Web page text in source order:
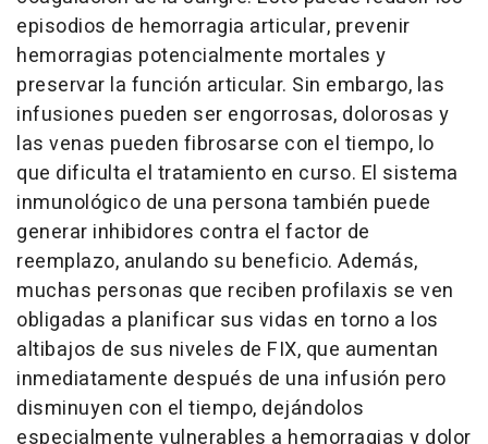
episodios de hemorragia articular, prevenir
hemorragias potencialmente mortales y
preservar la función articular. Sin embargo, las
infusiones pueden ser engorrosas, dolorosas y
las venas pueden fibrosarse con el tiempo, lo
que dificulta el tratamiento en curso. El sistema
inmunológico de una persona también puede
generar inhibidores contra el factor de
reemplazo, anulando su beneficio. Además,
muchas personas que reciben profilaxis se ven
obligadas a planificar sus vidas en torno a los
altibajos de sus niveles de FIX, que aumentan
inmediatamente después de una infusión pero
disminuyen con el tiempo, dejándolos